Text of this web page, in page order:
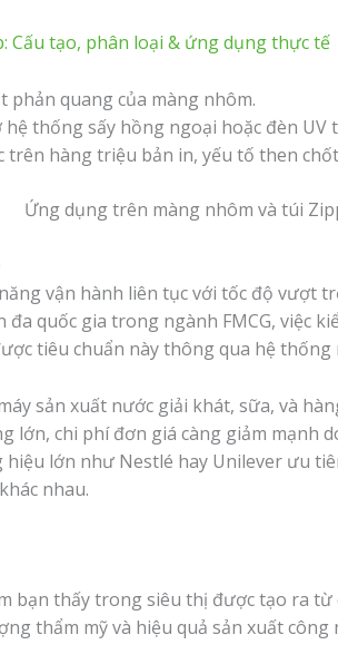
Cấu tạo, phân loại & ứng dụng thực tế
quang của màng nhôm.
thống sấy hồng ngoại hoặc đèn UV
trên hàng triệu bản in, yếu tố then
vận hành liên tục với tốc độ
quốc gia trong ngành FMCG, việc
tiêu chuẩn này thông qua hệ
sản xuất nước giải khát, sữa, và
lớn, chi phí đơn giá càng giảm mạnh
hiệu lớn như Nestlé hay Unilever ưu
nhau.
bạn thấy trong siêu thị được tạo ra
thẩm mỹ và hiệu quả sản xuất công